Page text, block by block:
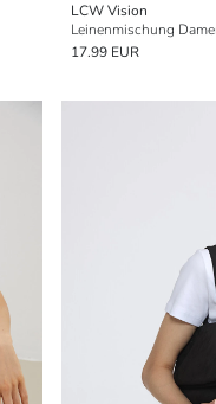
LCW Vision
Leinenmischung
17.99 EUR